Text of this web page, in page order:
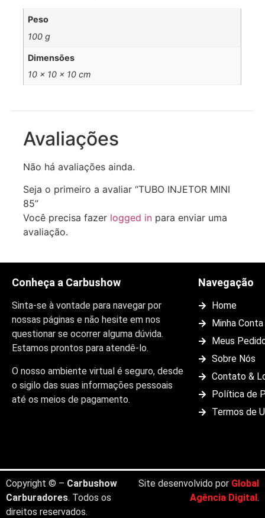
Peso
100 g
Dimensões
10 × 10 × 10 cm
Avaliações
Não há avaliações ainda.
Seja o primeiro a avaliar “TUBO INJETOR MINI
85”
Você precisa fazer logged in para enviar uma
avaliação.
Conheça a Carbushow
Sinta-se à vontade para navegar por
nossas páginas e não hesite em nos
questionar se ocorrer alguma dúvida.
Estamos prontos para atendê-lo.
O nosso ambiente virtual é seguro, desde
o sigilo das suas informações pessoais
até os meios de pagamento.
Navegação
Home
Minha Conta
Meus
Sobre Nós
Contato &
Política de
Termos de
Copyright © – Carbushow
Carburadores. Todos os
direitos reservados.
Site desenvolvido por Global
Agência Digital.